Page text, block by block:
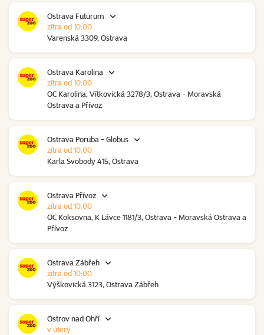
Ostrava Futurum
Varenská 3309, Ostrava
zítra od 10:00
Ostrava Karolina
OC Karolina, Vítkovická 3278/3, Ostrava - Moravská
Ostrava a Přívoz
zítra od 10:00
Ostrava Poruba - Globus
Karla Svobody 415, Ostrava
zítra od 10:00
Ostrava Přívoz
OC Koksovna, K Lávce 1181/3, Ostrava - Moravská Ostrava a
Přívoz
zítra od 10:00
Ostrava Zábřeh
Výškovická 3123, Ostrava Zábřeh
zítra od 10:00
Ostrov nad Ohří
v úterý